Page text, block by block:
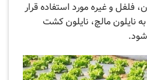
فلفل و غیره مورد استفاده قرار
نایلون مالچ، نایلون کشت